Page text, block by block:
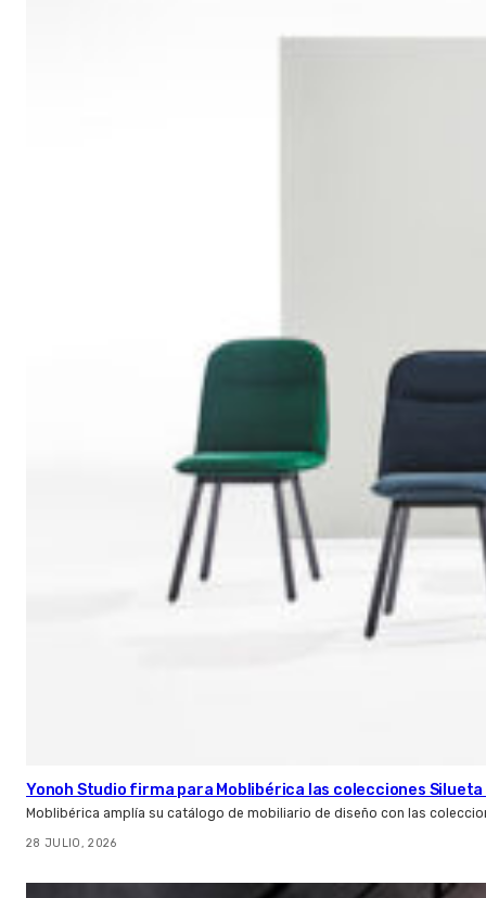
Yonoh Studio firma para Moblibérica las colecciones Silueta
Moblibérica amplía su catálogo de mobiliario de diseño con las
28 JULIO, 2026